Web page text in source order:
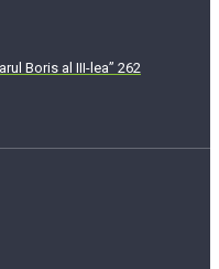
Boris al III-lea” 262